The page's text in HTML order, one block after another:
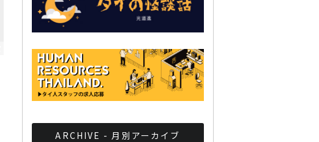
ARCHIVE - 月別アーカイブ